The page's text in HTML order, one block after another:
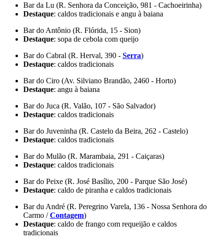
Bar da Lu (R. Senhora da Conceição, 981 - Cachoeirinha)
Destaque: caldos tradicionais e angu à baiana
Bar do Antônio (R. Flórida, 15 - Sion)
Destaque: sopa de cebola com queijo
Bar do Cabral (R. Herval, 390 - Serra)
Destaque: caldos tradicionais
Bar do Ciro (Av. Silviano Brandão, 2460 - Horto)
Destaque: angu à baiana
Bar do Juca (R. Valão, 107 - São Salvador)
Destaque: caldos tradicionais
Bar do Juveninha (R. Castelo da Beira, 262 - Castelo)
Destaque: caldos tradicionais
Bar do Mulão (R. Marambaia, 291 - Caiçaras)
Destaque: caldos tradicionais
Bar do Peixe (R. José Basílio, 200 - Parque São José)
Destaque: caldo de piranha e caldos tradicionais
Bar du André (R. Peregrino Varela, 136 - Nossa Senhora do
Carmo /Contagem)
Destaque: caldo de frango com requeijão e caldos
tradicionais